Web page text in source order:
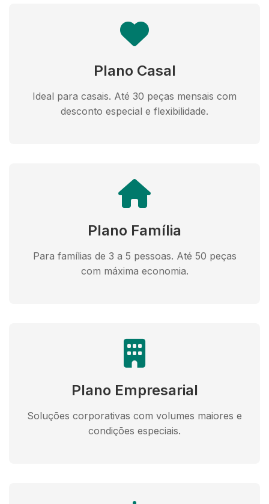
Plano Casal
Ideal para casais. Até 30 peças mensais com
desconto especial e flexibilidade.
Plano Família
Para famílias de 3 a 5 pessoas. Até 50 peças
com máxima economia.
Plano Empresarial
Soluções corporativas com volumes maiores e
condições especiais.